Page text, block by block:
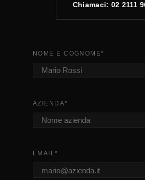
Chiamaci: 02 2111
NOME E COGNOME*
AZIENDA*
EMAIL*